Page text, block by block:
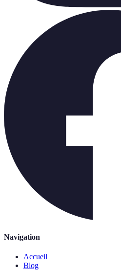
Navigation
Accueil
Blog